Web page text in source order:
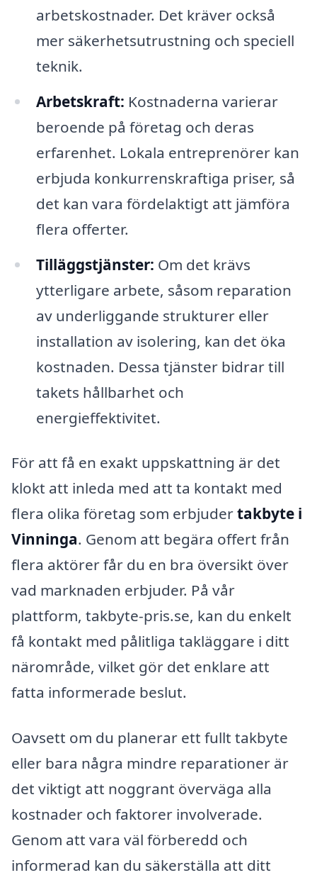
arbetskostnader. Det kräver också
mer säkerhetsutrustning och speciell
teknik.
Arbetskraft: Kostnaderna varierar
beroende på företag och deras
erfarenhet. Lokala entreprenörer kan
erbjuda konkurrenskraftiga priser, så
det kan vara fördelaktigt att jämföra
flera offerter.
Tilläggstjänster: Om det krävs
ytterligare arbete, såsom reparation
av underliggande strukturer eller
installation av isolering, kan det öka
kostnaden. Dessa tjänster bidrar till
takets hållbarhet och
energieffektivitet.
För att få en exakt uppskattning är det
klokt att inleda med att ta kontakt med
flera olika företag som erbjudertakbyte i
Vinninga. Genom att begära offert från
flera aktörer får du en bra översikt över
vad marknaden erbjuder. På vår
plattform, takbyte-pris.se, kan du enkelt
få kontakt med pålitliga takläggare i ditt
närområde, vilket gör det enklare att
fatta informerade beslut.
Oavsett om du planerar ett fullt takbyte
eller bara några mindre reparationer är
det viktigt att noggrant överväga alla
kostnader och faktorer involverade.
Genom att vara väl förberedd och
informerad kan du säkerställa att ditt